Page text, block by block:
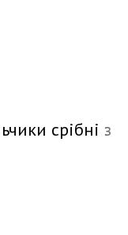
срібні з